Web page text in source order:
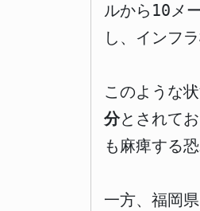
ルから10メ
し、インフ
このような
分とされて
も麻痺する
一方、福岡